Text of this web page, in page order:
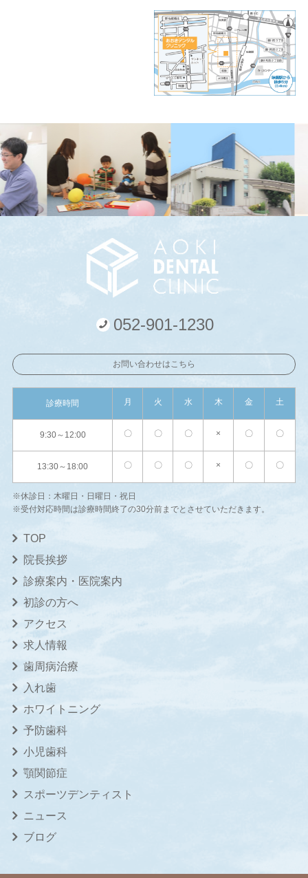
052-901-1230
お問い合わせはこちら
診療時間 月 火 水 木 金 土
9:30～12:00 〇 〇 〇 × 〇 〇
13:30～18:00 〇 〇 〇 × 〇 〇
※休診日：木曜日・日曜日・祝日
※受付対応時間は診療時間終了の30分前までとさせていただきます。
TOP
院長挨拶
診療案内・医院案内
初診の方へ
アクセス
求人情報
歯周病治療
入れ歯
ホワイトニング
予防歯科
小児歯科
顎関節症
スポーツデンティスト
ニュース
ブログ